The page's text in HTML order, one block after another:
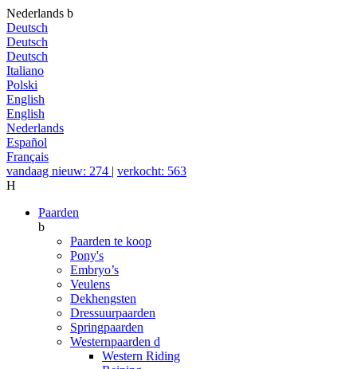
Nederlands b
Deutsch
Deutsch
Deutsch
Italiano
Polski
English
English
Nederlands
Español
Français
vandaag nieuw: 274 | verkocht: 563
H
Paarden
b
Paarden te koop
Pony's
Embryo’s
Veulens
Dekhengsten
Dressuurpaarden
Springpaarden
Westernpaarden d
Western Riding